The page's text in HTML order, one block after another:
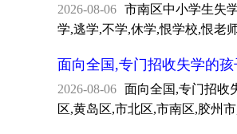
2026-08-06 市南区中小学生失
学,逃学,不学,休学,恨学校,恨老
面向全国,专门招收失学的孩
2026-08-06 面向全国,专门招收
区,黄岛区,市北区,市南区,胶州